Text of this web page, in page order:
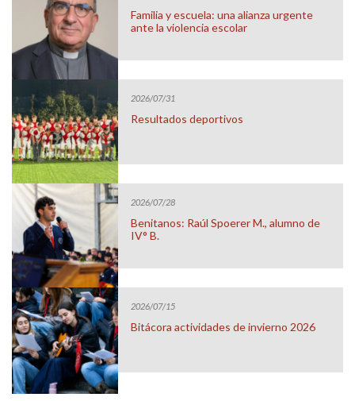
Familia y escuela: una alianza urgente
ante la violencia escolar
2026/07/31
Resultados deportivos
2026/07/28
Benitanos: Raúl Spoerer M., alumno de
IV° B.
2026/07/15
Bitácora actividades de invierno 2026